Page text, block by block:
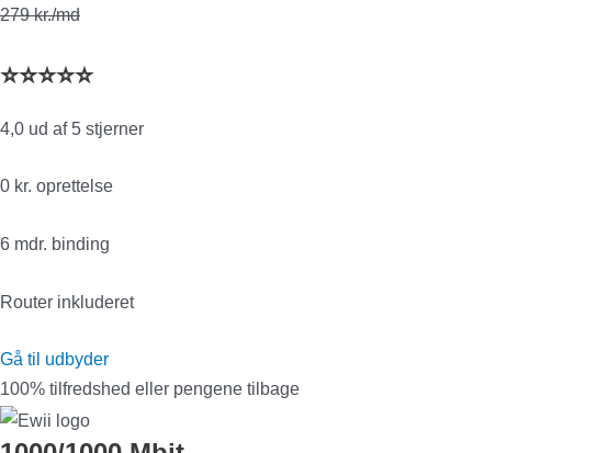
279 kr./md
⭐⭐⭐⭐⭐
4,0 ud af 5 stjerner
0 kr. oprettelse
6 mdr. binding
Router inkluderet
Gå til udbyder
100% tilfredshed eller pengene tilbage